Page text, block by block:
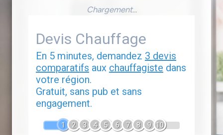
Chargement...
Devis Chauffage
En 5 minutes, demandez 3 devis
comparatifs aux chauffagiste dans
votre région.
Gratuit, sans pub et sans
engagement.
1 2 3 4 5 6 7 8 9 10